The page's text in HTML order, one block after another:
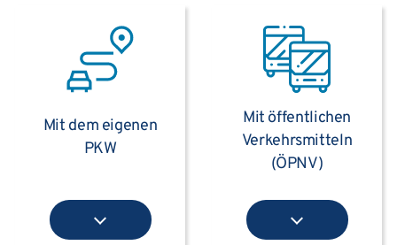
Mit dem eigenen
PKW
Mit öffentlichen
Verkehrsmitteln
(ÖPNV)